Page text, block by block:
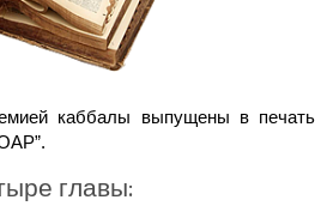
каббалы выпущены в печать
главы: